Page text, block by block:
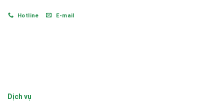
Hotline E-mail
Dịch vụ